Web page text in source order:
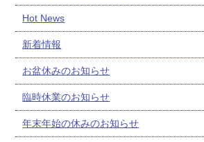
Hot News
新着情報
お盆休みのお知らせ
臨時休業のお知らせ
年末年始の休みのお知らせ